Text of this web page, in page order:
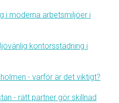
i moderna arbetsmiljöer i
kontorsstädning i
- varför är det viktigt?
- rätt partner gör skillnad